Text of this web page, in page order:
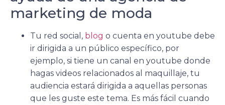
marketing de moda
Tu red social, blog o cuenta en youtube debe
ir dirigida a un público específico, por
ejemplo, si tiene un canal en youtube donde
hagas videos relacionados al maquillaje, tu
audiencia estará dirigida a aquellas personas
que les guste este tema. Es más fácil cuando